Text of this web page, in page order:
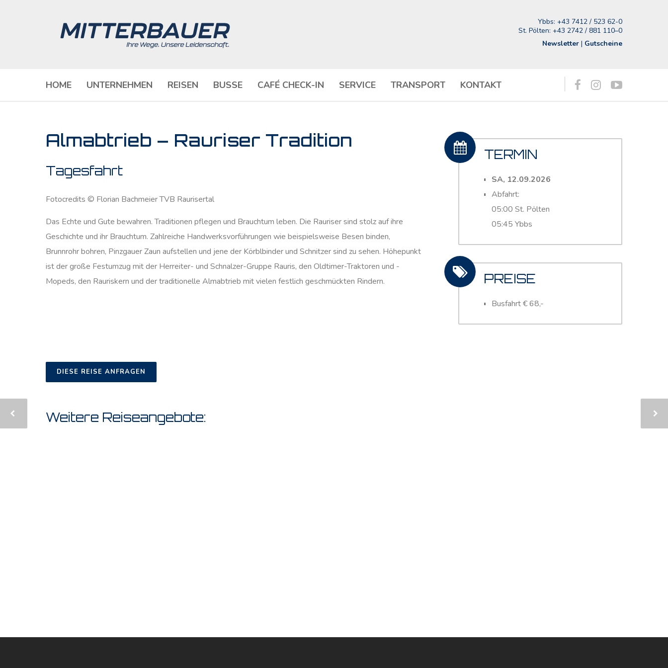
Ybbs: +43 7412 / 523 62-0
St. Pölten: +43 2742 / 881 110–0
Newsletter | Gutscheine
HOME UNTERNEHMEN REISEN BUSSE CAFÉ CHECK-IN SERVICE TRANSPORT KONTAKT
Almabtrieb – Rauriser Tradition
Tagesfahrt
Fotocredits © Florian Bachmeier TVB Raurisertal
Das Echte und Gute bewahren. Traditionen pflegen und Brauchtum leben. Die Rauriser sind stolz auf ihre
Geschichte und ihr Brauchtum. Zahlreiche Handwerksvorführungen wie beispielsweise Besen binden,
Brunnrohr bohren, Pinzgauer Zaun aufstellen und jene der Körblbinder und Schnitzer sind zu sehen. Höhepunkt
ist der große Festumzug mit der Herreiter- und Schnalzer-Gruppe Rauris, den Oldtimer-Traktoren und -
Mopeds, den Rauriskern und der traditionelle Almabtrieb mit vielen festlich geschmückten Rindern.
TERMIN
SA, 12.09.2026
Abfahrt:
05:00 St. Pölten
05:45 Ybbs
PREISE
Busfahrt € 68,-
DIESE REISE ANFRAGEN
Weitere Reiseangebote: